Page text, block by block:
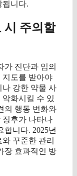
됩니다.
시 주의할
가 진단과 임의
지도를 받아야
강한 약물 사
화시킬 수 있
의 행동 변화와
징후가 나타나
합니다. 2025년
꾸준한 관리
장 효과적인 방